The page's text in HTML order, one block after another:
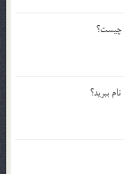
چيست؟
ببريد؟